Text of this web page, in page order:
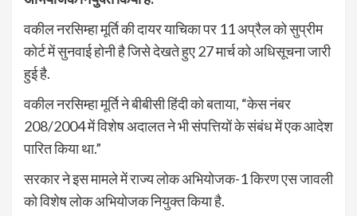
वकील नरसिम्हा मूर्ति की दायर याचिका पर 11 अप्रैल को सुप्रीम
कोर्ट में सुनवाई होनी है जिसे देखते हुए 27 मार्च को अधिसूचना जारी
हुई है.
वकील नरसिम्हा मूर्ति ने बीबीसी हिंदी को बताया, “केस नंबर
208/2004 में विशेष अदालत ने भी संपत्तियों के संबंध में एक आदेश
पारित किया था.”
सरकार ने इस मामले में राज्य लोक अभियोजक-1 किरण एस जावली
को विशेष लोक अभियोजक नियुक्त किया है.